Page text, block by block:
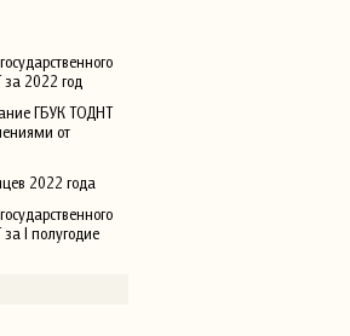
2022 год
ГБУК ТОДНТ
от
2022 года
I полугодие